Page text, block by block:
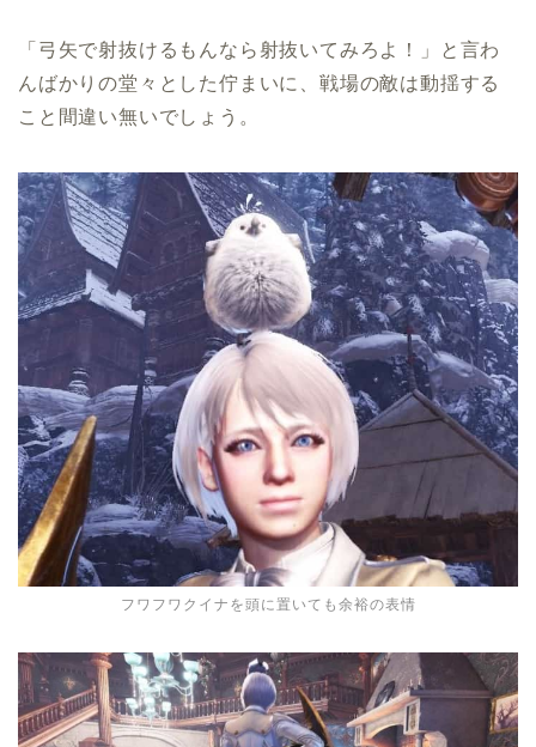
「弓矢で射抜けるもんなら射抜いてみろよ！」と言わ
んばかりの堂々とした佇まいに、戦場の敵は動揺する
こと間違い無いでしょう。
フワフワクイナを頭に置いても余裕の表情